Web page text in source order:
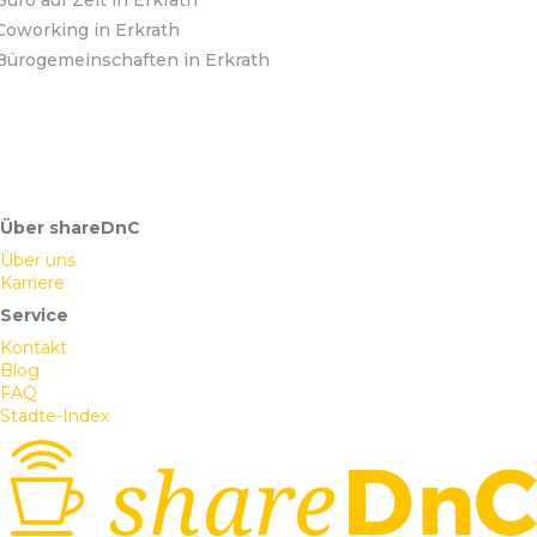
in Erkrath
in Erkrath
Über shareDnC
Über uns
Karriere
Service
Kontakt
Blog
FAQ
Städte-Index